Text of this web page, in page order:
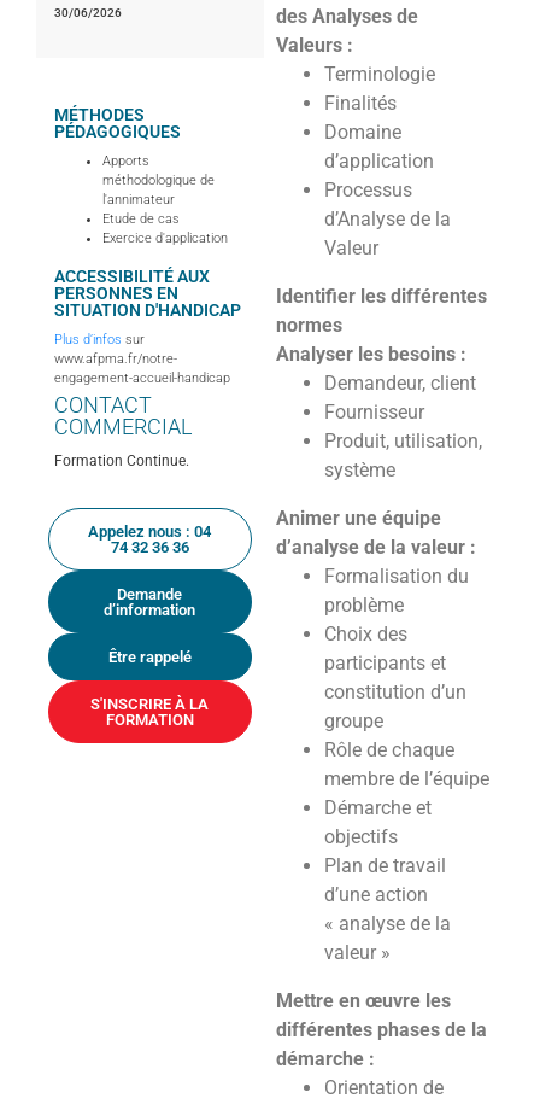
30/06/2026
MÉTHODES
PÉDAGOGIQUES
Apports
méthodologique de
l'annimateur
Etude de cas
Exercice d'application
ACCESSIBILITÉ AUX
PERSONNES EN
SITUATION D'HANDICAP
Plus d’infos sur
www.afpma.fr/notre-
engagement-accueil-handicap
CONTACT
COMMERCIAL
Formation Continue.
Appelez nous : 04
74 32 36 36
Demande
d’information
Être rappelé
S'INSCRIRE À LA
FORMATION
des Analyses de
Valeurs :
Terminologie
Finalités
Domaine
d’application
Processus
d’Analyse de la
Valeur
Identifier les différentes
normes
Analyser les besoins :
Demandeur, client
Fournisseur
Produit, utilisation,
système
Animer une équipe
d’analyse de la valeur :
Formalisation du
problème
Choix des
participants et
constitution d’un
groupe
Rôle de chaque
membre de l’équipe
Démarche et
objectifs
Plan de travail
d’une action
« analyse de la
valeur »
Mettre en œuvre les
différentes phases de la
démarche :
Orientation de